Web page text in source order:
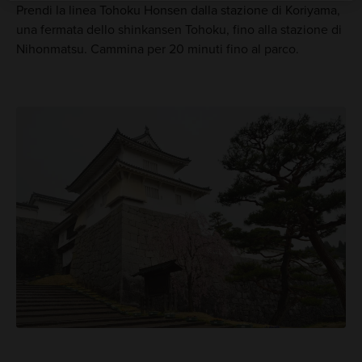
Prendi la linea Tohoku Honsen dalla stazione di Koriyama,
una fermata dello shinkansen Tohoku, fino alla stazione di
Nihonmatsu. Cammina per 20 minuti fino al parco.